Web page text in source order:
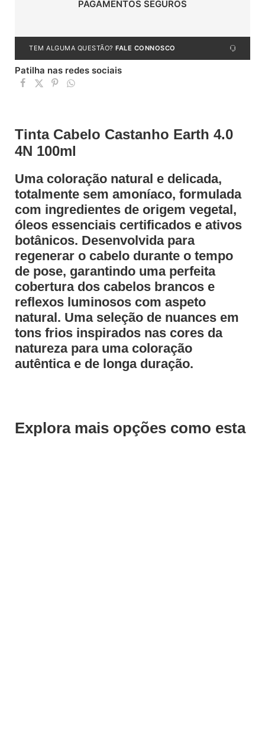
PAGAMENTOS SEGUROS
TEM ALGUMA QUESTÃO? FALE CONNOSCO
Patilha nas redes sociais
Tinta Cabelo Castanho Earth 4.0
4N 100ml
Uma coloração natural e delicada,
totalmente sem amoníaco, formulada
com ingredientes de origem vegetal,
óleos essenciais certificados e ativos
botânicos. Desenvolvida para
regenerar o cabelo durante o tempo
de pose, garantindo uma perfeita
cobertura dos cabelos brancos e
reflexos luminosos com aspeto
natural. Uma seleção de nuances em
tons frios inspirados nas cores da
natureza para uma coloração
autêntica e de longa duração.
Explora mais opções como esta